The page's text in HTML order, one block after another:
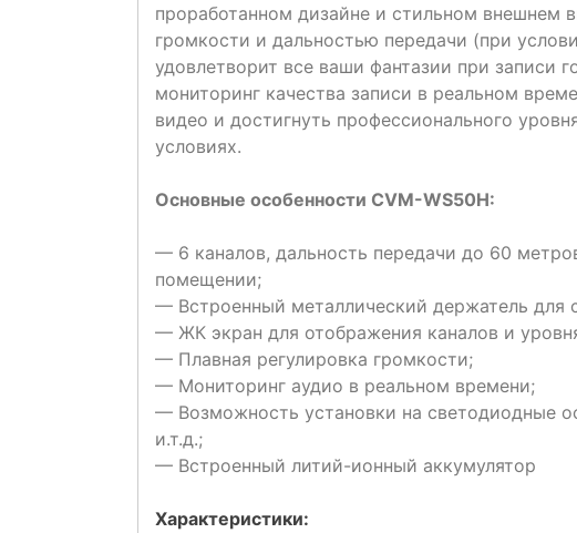
проработанном дизайне и стильном внешнем
громкости и дальностью передачи (при
удовлетворит все ваши фантазии при записи
мониторинг качества записи в реальном
видео и достигнуть профессионального
условиях.
Основные особенности CVM-WS50H:
— 6 каналов, дальность передачи до 60
помещении;
— Встроенный металлический держатель для
— ЖК экран для отображения каналов и
— Плавная регулировка громкости;
— Мониторинг аудио в реальном времени;
— Возможность установки на светодиодные
и.т.д.;
— Встроенный литий-ионный аккумулятор
Характеристики: